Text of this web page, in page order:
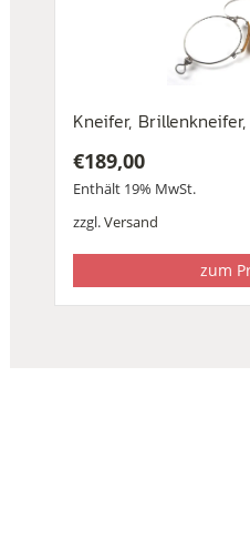
Kneifer,
€189,00
Enthält 19% MwSt.
zzgl.Versand
zum